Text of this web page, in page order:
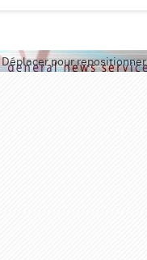
Déplacer pour repositionner